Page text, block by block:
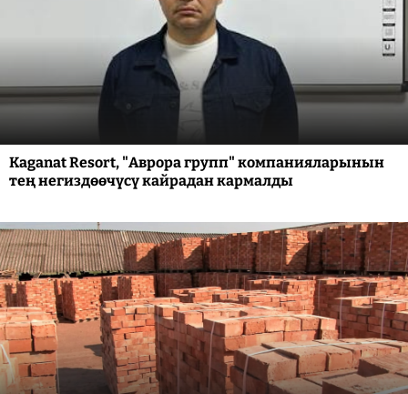
Kaganat Resort, "Аврора групп" компанияларынын
тең негиздөөчүсү кайрадан кармалды